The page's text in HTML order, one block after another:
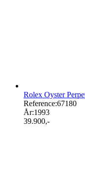
Rolex Oyster
Reference:67180
År:1993
39.900,-